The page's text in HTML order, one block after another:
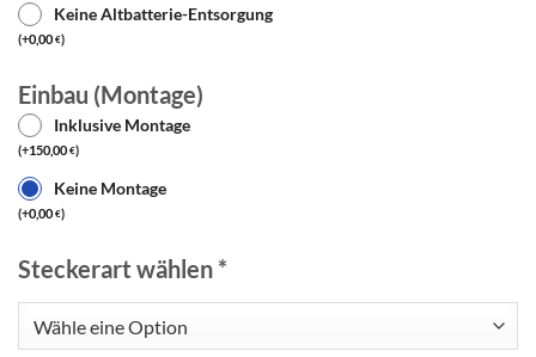
Keine Altbatterie-Entsorgung
(+0,00 €)
Einbau (Montage)
Inklusive Montage
(+150,00 €)
Keine Montage
(+0,00 €)
Steckerart wählen *